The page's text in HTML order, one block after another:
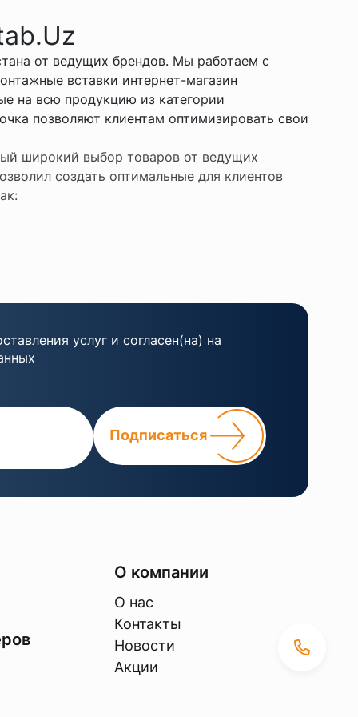
от ведущих брендов. Мы работаем с
вставки интернет-магазин
на всю продукцию из категории
позволяют клиентам оптимизировать свои
широкий выбор товаров от ведущих
создать оптимальные для клиентов
услуг и согласен(на) на
Подписаться
О компании
О нас
Контакты
Новости
Акции